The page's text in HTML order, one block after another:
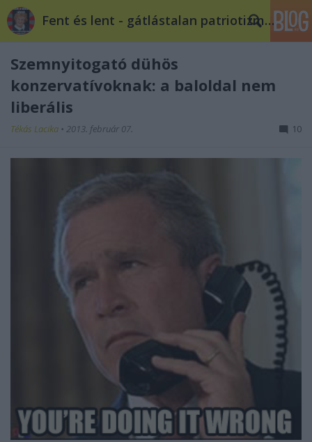
Fent és lent - gátlástalan patriotizmus
Szemnyitogató dühös
konzervatívoknak: a baloldal nem
liberális
Tékás Lacika • 2013. február 07. 10